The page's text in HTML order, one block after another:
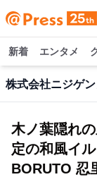
新着 エンタメ
株式会社ニジゲン
木ノ葉隠れ
定の和風イ
BORUTO 忍